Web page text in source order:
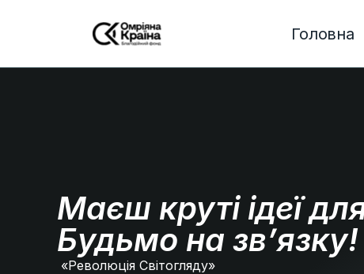
Головна
Маєш круті ідеї
Будьмо на зв’язку!
«Революція Світогляду»